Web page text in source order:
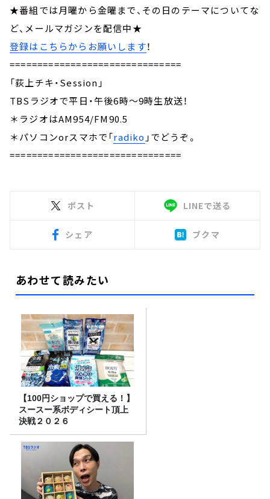
★番組では月曜から金曜まで、その日のテーマについてな
ど、メールマガジンを配信中★
登録はこちらからお願いします！
===============================
「荻上チキ・Session」
TBSラジオで平日・午後6時～9時生放送！
＊ラジオはAM954/FM90.5
＊パソコンorスマホで「radiko 」でどうぞ。
===============================
ポスト LINEで送る
シェア ブクマ
あわせて読みたい
【100円ショップで買える！】
スースー系ボディシート頂上
決戦２０２６